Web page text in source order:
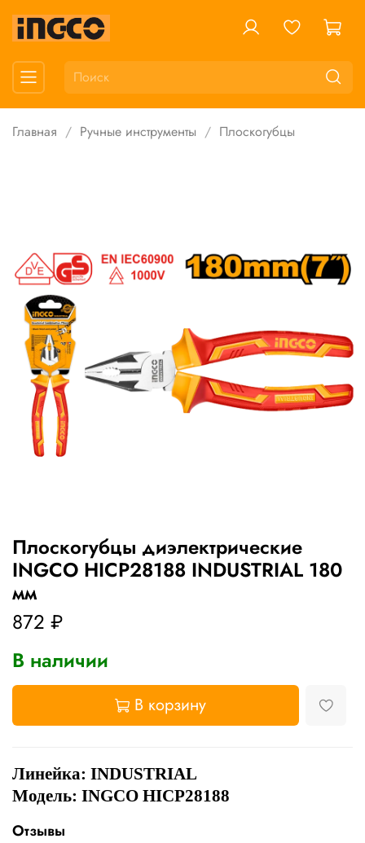
Главная Ручные инструменты Плоскогубцы
Плоскогубцы диэлектрические
INGCO HICP28188 INDUSTRIAL 180
мм
872 ₽
В наличии
В корзину
Линейка: INDUSTRIAL
Модель: INGCO HICP28188
Отзывы